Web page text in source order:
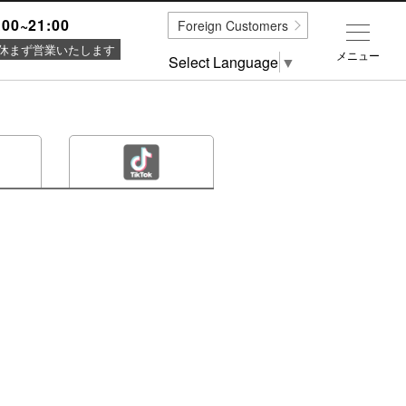
まず営業いたします メニュー
Foreign Customers
Select Language ▼